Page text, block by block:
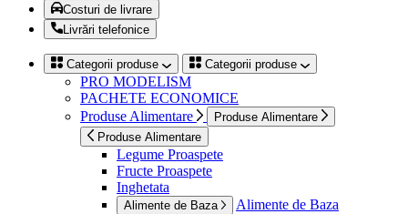
Costuri de livrare
Livrări telefonice
Categorii produse Categorii produse
PRO MODELISM
PACHETE ECONOMICE
Produse Alimentare
Produse Alimentare
Produse Alimentare
Legume Proaspete
Fructe Proaspete
Inghetata
Alimente de Baza Alimente de Baza